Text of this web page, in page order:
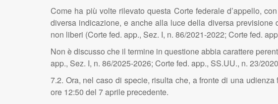
Come ha più volte rilevato questa Corte federale d’appello,
diversa indicazione, e anche alla luce della diversa
non liberi (Corte fed. app., Sez. I, n. 86/2021-2022; Corte fed.
Non è discusso che il termine in questione abbia carattere
app., Sez. I, n. 86/2025-2026; Corte fed. app., SS.UU., n. 23/
7.2. Ora, nel caso di specie, risulta che, a fronte di una
ore 12:50 del 7 aprile precedente.